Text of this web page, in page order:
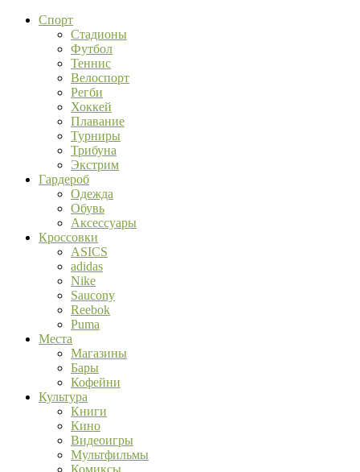
Спорт
Стадионы
Футбол
Теннис
Велоспорт
Регби
Хоккей
Плавание
Турниры
Трибуна
Экстрим
Гардероб
Одежда
Обувь
Аксессуары
Кроссовки
ASICS
adidas
Nike
Saucony
Reebok
Puma
Места
Магазины
Бары
Кофейни
Культура
Книги
Кино
Видеоигры
Мультфильмы
Комиксы